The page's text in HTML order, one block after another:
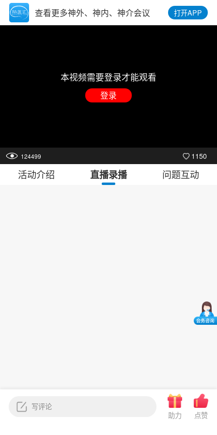
查看更多神外、神内、神介会议 打开APP
本视频需要登录才能观看
登录
124499 1150
活动介绍 直播录播 问题互动
助力 点赞